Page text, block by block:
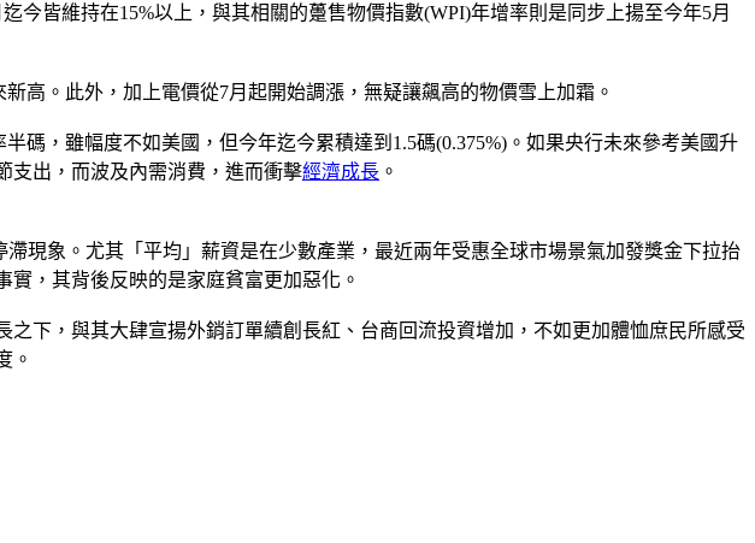
今皆維持在15%以上，與其相關的躉售物價指數(WPI)年增率則是同步上揚至今年5月
高。此外，加上電價從7月起開始調漲，無疑讓飆高的物價雪上加霜。
碼，雖幅度不如美國，但今年迄今累積達到1.5碼(0.375%)。如果央行未來參考美國升
支出，而波及內需消費，進而衝擊經濟成長 。
現象。尤其「平均」薪資是在少數產業，最近兩年受惠全球市場景氣加發獎金下拉抬
，其背後反映的是家庭貧富更加惡化。
下，與其大肆宣揚外銷訂單續創長紅、台商回流投資增加，不如更加體恤庶民所感受
。